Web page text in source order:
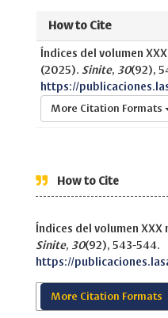
How to Cite
Índices del volumen
(2025). Sinite, 30(92),
https://
More Citation Formats
How to Cite
Índices del volumen
Sinite, 30(92), 543-544.
https://
More Citation Formats